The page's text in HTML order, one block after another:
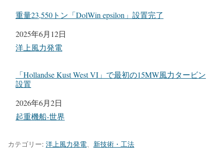
重量23,550トン「DolWin epsilon」設置完了
日付
2025年6月12日
関連理由
洋上風力発電
「Hollandse Kust West VI」で最初の15MW風力タービン
設置
日付
2026年6月2日
関連理由
起重機船-世界
カテゴリー: 洋上風力発電、 新技術・工法